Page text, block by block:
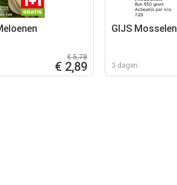
€ 5,78
€ 2,89
GIJS Mosselen
3 dagen